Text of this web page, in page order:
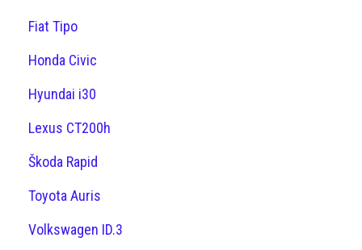
Fiat Tipo
Honda Civic
Hyundai i30
Lexus CT200h
Škoda Rapid
Toyota Auris
Volkswagen ID.3